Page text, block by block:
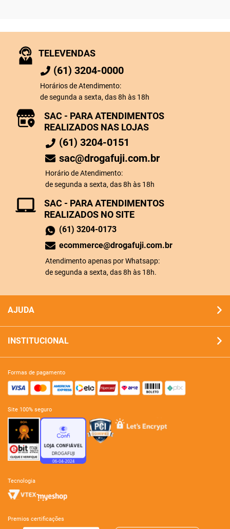
TELEVENDAS
(61) 3204-0000
Horários de Atendimento:
de segunda a sexta, das 8h às 18h
SAC - PARA ATENDIMENTOS
REALIZADOS NO SITE
(61) 3204-0173
ecommerce@drogafuji.com.br
Atendimento apenas por Whatsapp:
de segunda a sexta, das 8h às 18h.
SAC - PARA ATENDIMENTOS
REALIZADOS NAS LOJAS
(61) 3204-0151
sac@drogafuji.com.br
Horário de Atendimento:
de segunda a sexta, das 8h às 18h
AJUDA
INSTITUCIONAL
formas de pagamento
site 100% seguro
tecnologia
premios certificações